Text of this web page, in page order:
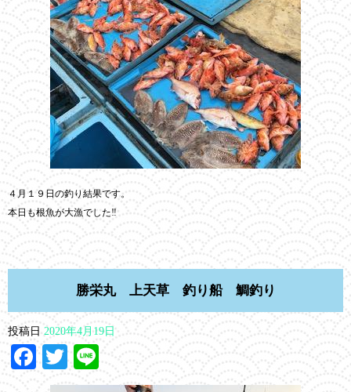
４月１９日の釣り結果です。
本日も根魚が大漁でした‼︎
勝栄丸 上天草 釣り船 鯛釣り
投稿日 2020年4月19日
Facebook
TwitterLine